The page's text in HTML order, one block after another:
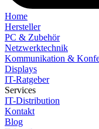
Home
Hersteller
PC & Zubehör
Netzwerktechnik
Kommunikation &
Displays
IT-Ratgeber
Services
IT-Distribution
Kontakt
Blog